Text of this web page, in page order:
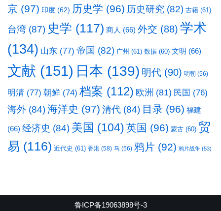
京 (97) 印度 (62) 历史学 (96) 历史研究 (82) 古籍 (61)
台湾 (87) 史学 (117) 商人 (66) 外交 (88) 学术
(134) 山东 (77) 帝国 (82) 广州 (61) 数据 (60) 文明 (66)
文献 (151) 日本 (139) 明代 (90) 明朝 (56)
明清 (77) 朝鲜 (74) 档案 (112) 欧洲 (81) 民国 (76)
海外 (84)海洋史 (97) 清代 (84) 目录 (96) 福建
(66) 经济史 (84) 美国 (104) 英国 (96) 蒙古 (60) 贸
易 (116) 近代史 (61) 香港 (58) 马 (56) 鸦片 (92) 鸦片战争 (53)
鲁ICP备19063898号-3